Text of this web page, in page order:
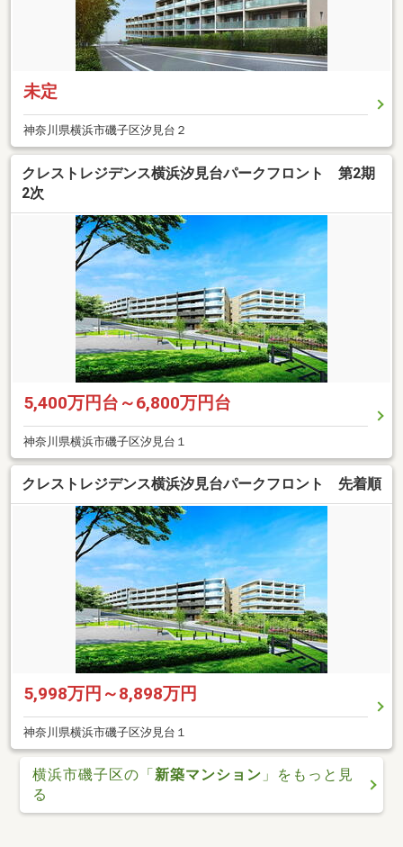
未定
神奈川県横浜市磯子区汐見台２
クレストレジデンス横浜汐見台パークフロント 第2期
2次
5,400万円台～6,800万円台
神奈川県横浜市磯子区汐見台１
クレストレジデンス横浜汐見台パークフロント 先着順
5,998万円～8,898万円
神奈川県横浜市磯子区汐見台１
横浜市磯子区の「新築マンション 」をもっと見
る